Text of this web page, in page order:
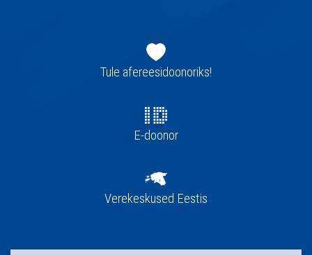
navigatsioonTule afereesidoonoriks!
E-doonor
Verekeskused Eestis